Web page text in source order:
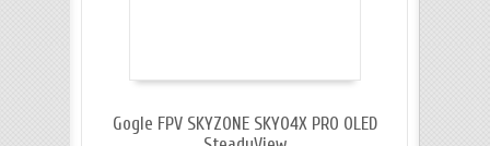
Gogle FPV SKYZONE SKY04X PRO OLED